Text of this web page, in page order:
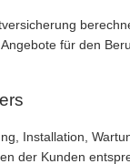
für den
Installation,
der Kunden